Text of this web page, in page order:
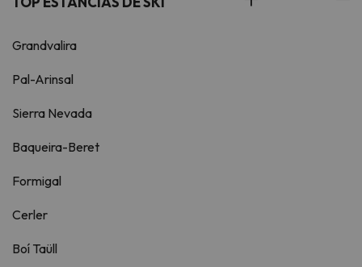
Grandvalira
Pal-Arinsal
Sierra Nevada
Baqueira-Beret
Formigal
Cerler
Boí Taüll